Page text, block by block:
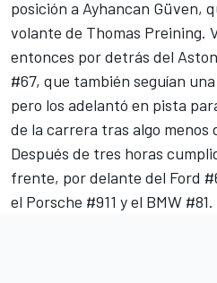
posición a Ayhancan Güven,
volante de Thomas Preining.
entonces por detrás del
#67, que también seguían
pero los adelantó en pista
de la carrera tras algo menos
Después de tres horas
frente, por delante del Ford
el Porsche #911 y el BMW #81.